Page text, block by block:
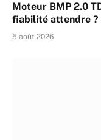
Moteur BMP 2.0
fiabilité attendre ?
5 août 2026